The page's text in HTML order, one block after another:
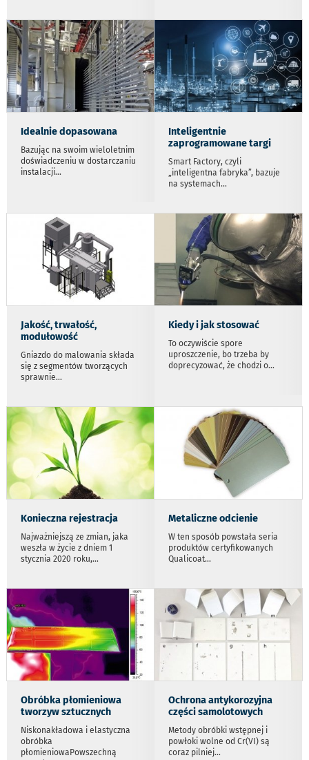
Idealnie dopasowana
Bazując na swoim wieloletnim
doświadczeniu w dostarczaniu
instalacji...
Inteligentnie
zaprogramowane targi
Smart Factory, czyli
„inteligentna fabryka”, bazuje
na systemach...
Jakość, trwałość,
modułowość
Gniazdo do malowania składa
się z segmentów tworzących
sprawnie...
Kiedy i jak stosować
To oczywiście spore
uproszczenie, bo trzeba by
doprecyzować, że chodzi o...
Konieczna rejestracja
Najważniejszą ze zmian, jaka
weszła w życie z dniem 1
stycznia 2020 roku,...
Metaliczne odcienie
W ten sposób powstała seria
produktów certyfikowanych
Qualicoat...
Obróbka płomieniowa
tworzyw sztucznych
Niskonakładowa i elastyczna
obróbka
płomieniowaPowszechną
Ochrona antykorozyjna
części samolotowych
Metody obróbki wstępnej i
powłoki wolne od Cr(VI) są
coraz pilniej...